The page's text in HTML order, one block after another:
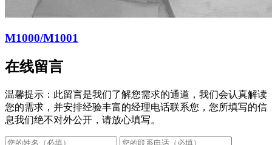
M1000/M1001
在线留言
温馨提示：此留言是我们了解您需求的通道，我们会认真解读
您的需求，并安排经验丰富的经理电话联系您，您所填写的信
息我们绝不对外公开，请放心填写。